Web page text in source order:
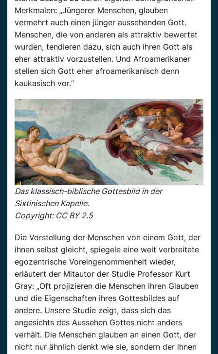
Merkmalen: „Jüngerer Menschen, glauben
vermehrt auch einen jünger aussehenden Gott.
Menschen, die von anderen als attraktiv bewertet
wurden, tendieren dazu, sich auch ihren Gott als
eher attraktiv vorzustellen. Und Afroamerikaner
stellen sich Gott eher afroamerikanisch denn
kaukasisch vor.“
Das klassisch-biblische Gottesbild in der
Sixtinischen Kapelle.
Copyright: CC BY 2.5
Die Vorstellung der Menschen von einem Gott, der
ihnen selbst gleicht, spiegele eine weit verbreitete
egozentrische Voreingenommenheit wieder,
erläutert der Mitautor der Studie Professor Kurt
Gray: „Oft projizieren die Menschen ihren Glauben
und die Eigenschaften ihres Gottesbildes auf
andere. Unsere Studie zeigt, dass sich das
angesichts des Aussehen Gottes nicht anders
verhält. Die Menschen glauben an einen Gott, der
nicht nur ähnlich denkt wie sie, sondern der ihnen